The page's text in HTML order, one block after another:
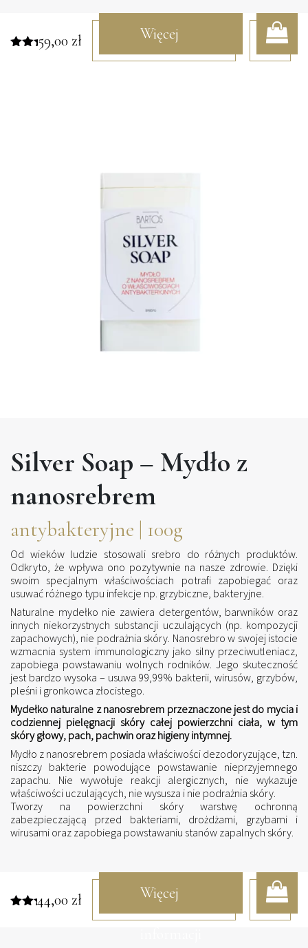
59,00 zł Więcej
Silver Soap – Mydło z
nanosrebrem
antybakteryjne | 100g
Od wieków ludzie stosowali srebro do różnych produktów.
Odkryto, że wpływa ono pozytywnie na nasze zdrowie. Dzięki
swoim specjalnym właściwościach potrafi zapobiegać oraz
usuwać różnego typu infekcje np. grzybiczne, bakteryjne.
Naturalne mydełko nie zawiera detergentów, barwników oraz
innych niekorzystnych substancji uczulających (np. kompozycji
zapachowych), nie podrażnia skóry. Nanosrebro w swojej istocie
wzmacnia system immunologiczny jako silny przeciwutleniacz,
zapobiega powstawaniu wolnych rodników. Jego skuteczność
jest bardzo wysoka – usuwa 99,99% bakterii, wirusów, grzybów,
pleśni i gronkowca złocistego.
Mydełko naturalne z nanosrebrem przeznaczone jest do mycia i
codziennej pielęgnacji skóry całej powierzchni ciała, w tym
skóry głowy, pach, pachwin oraz higieny intymnej.
Mydło z nanosrebrem posiada właściwości dezodoryzujące, tzn.
niszczy bakterie powodujące powstawanie nieprzyjemnego
zapachu. Nie wywołuje reakcji alergicznych, nie wykazuje
właściwości uczulających, nie wysusza i nie podrażnia skóry.
Tworzy na powierzchni skóry warstwę ochronną
zabezpieczającą przed bakteriami, drożdżami, grzybami i
wirusami oraz zapobiega powstawaniu stanów zapalnych skóry.
44,00 zł Więcej